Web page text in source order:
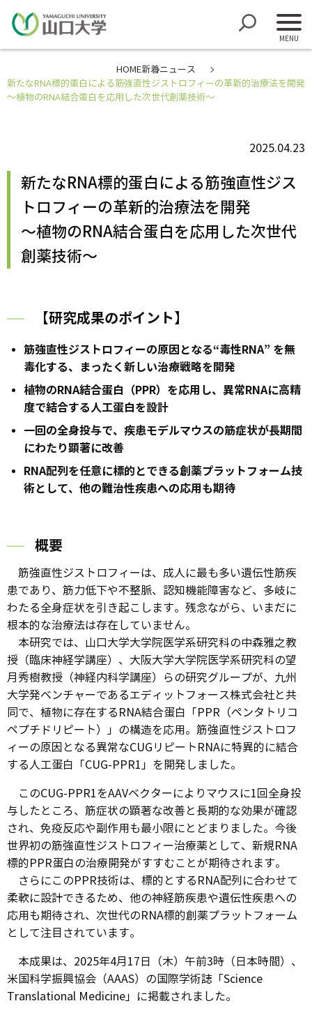
HOME新着ニュース
新たなRNA標的蛋白による筋強直性ジストロフィーの革新的治療法を開発
～植物のRNA結合蛋白を応用した次世代創薬技術～
2025.04.23
新たなRNA標的蛋白による筋強直性ジス
トロフィーの革新的治療法を開発
～植物のRNA結合蛋白を応用した次世代
創薬技術～
【研究成果のポイント】
筋強直性ジストロフィーの原因となる“毒性RNA” を無
毒化する、まったく新しい治療戦略を開発
植物のRNA結合蛋白（PPR）を応用し、異常RNAに高精
度で結合する人工蛋白を設計
一回の全身投与で、疾患モデルマウスの筋症状が長期間
にわたり顕著に改善
RNA配列を任意に標的とできる創薬プラットフォーム技
術として、他の難治性疾患への応用も期待
概要
筋強直性ジストロフィーは、成人に最も多い遺伝性筋疾
患であり、筋力低下や不整脈、認知機能障害など、多岐に
わたる全身症状を引き起こします。残念ながら、いまだに
根本的な治療法は存在していません。
本研究では、山口大学大学院医学系研究科の中森雅之教
授（臨床神経学講座）、大阪大学大学院医学系研究科の望
月秀樹教授（神経内科学講座）らの研究グループが、九州
大学発ベンチャーであるエディットフォース株式会社と共
同で、植物に存在するRNA結合蛋白「PPR（ペンタトリコ
ペプチドリピート）」の構造を応用。筋強直性ジストロフ
ィーの原因となる異常なCUGリピートRNAに特異的に結合
する人工蛋白「CUG-PPR1」を開発しました。
このCUG-PPR1をAAVベクターによりマウスに1回全身投
与したところ、筋症状の顕著な改善と長期的な効果が確認
され、免疫反応や副作用も最小限にとどまりました。今後
世界初の筋強直性ジストロフィー治療薬として、新規RNA
標的PPR蛋白の治療開発がすすむことが期待されます。
さらにこのPPR技術は、標的とするRNA配列に合わせて
柔軟に設計できるため、他の神経筋疾患や遺伝性疾患への
応用も期待され、次世代のRNA標的創薬プラットフォーム
として注目されています。
本成果は、2025年4月17日（木）午前3時（日本時間）、
米国科学振興協会（AAAS）の国際学術誌「Science
Translational Medicine」に掲載されました。